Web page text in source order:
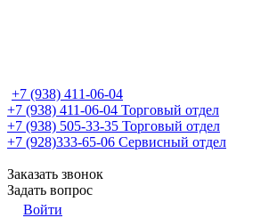
+7 (938) 411-06-04
+7 (938) 411-06-04 Торговый отдел
+7 (938) 505-33-35 Торговый отдел
+7 (928)333-65-06 Сервисный отдел
Заказать звонок
Задать вопрос
Войти